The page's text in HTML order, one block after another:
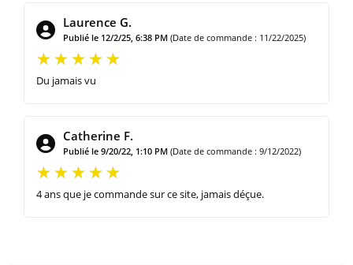
Laurence G.
Publié le 12/2/25, 6:38 PM (Date de commande : 11/22/2025)
Du jamais vu
Catherine F.
Publié le 9/20/22, 1:10 PM (Date de commande : 9/12/2022)
4 ans que je commande sur ce site, jamais déçue.